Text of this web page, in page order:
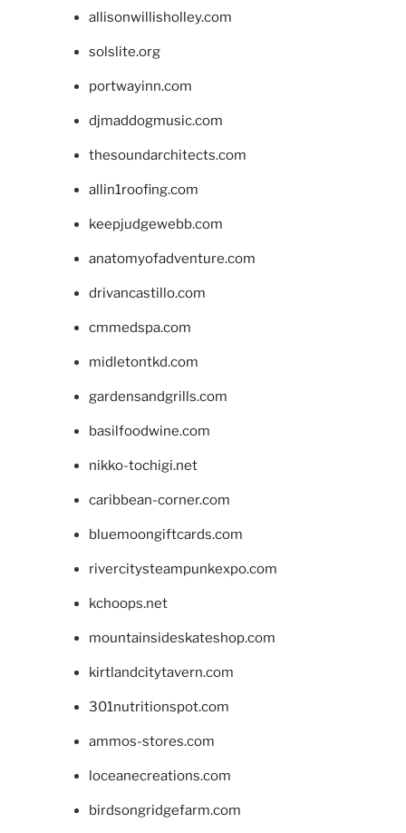
allisonwillisholley.com
solslite.org
portwayinn.com
djmaddogmusic.com
thesoundarchitects.com
allin1roofing.com
keepjudgewebb.com
anatomyofadventure.com
drivancastillo.com
cmmedspa.com
midletontkd.com
gardensandgrills.com
basilfoodwine.com
nikko-tochigi.net
caribbean-corner.com
bluemoongiftcards.com
rivercitysteampunkexpo.com
kchoops.net
mountainsideskateshop.com
kirtlandcitytavern.com
301nutritionspot.com
ammos-stores.com
loceanecreations.com
birdsongridgefarm.com